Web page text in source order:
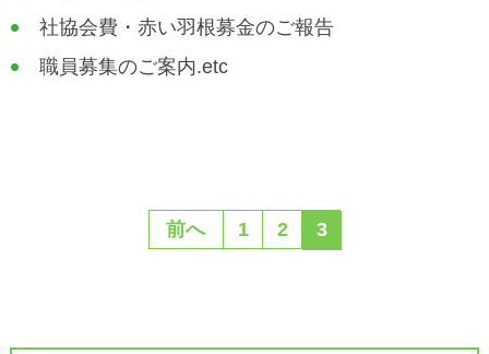
社協会費・赤い羽根募金のご報告
職員募集のご案内.etc
前へ 1 2 3